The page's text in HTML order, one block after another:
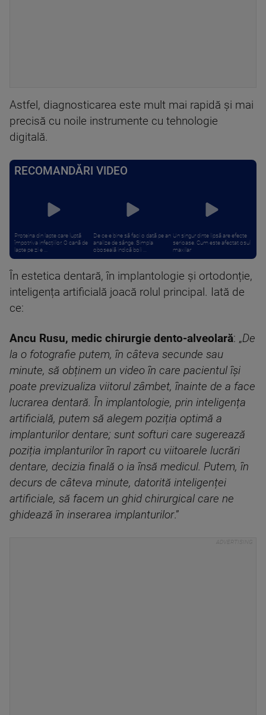
Astfel, diagnosticarea este mult mai rapidă și mai
precisă cu noile instrumente cu tehnologie
digitală.
RECOMANDĂRI VIDEO
Proteina din lapte care luptă
împotriva infecțiilor. O cană de
lapte pe zi e ...
De ce e bine să faci o dată pe an
analize de sânge. Simpla
oboseală indică boli ...
Un singur dinte lipsă are efecte
serioase. Cum este afectat osul
maxilar
În estetica dentară, în implantologie și ortodonție,
inteligența artificială joacă rolul principal. Iată de
ce:
Ancu Rusu, medic chirurgie dento-alveolară: „De
la o fotografie putem, în câteva secunde sau
minute, să obținem un video în care pacientul își
poate previzualiza viitorul zâmbet, înainte de a face
lucrarea dentară. În implantologie, prin inteligența
artificială, putem să alegem poziția optimă a
implanturilor dentare; sunt softuri care sugerează
poziția implanturilor în raport cu viitoarele lucrări
dentare, decizia finală o ia însă medicul. Putem, în
decurs de câteva minute, datorită inteligenței
artificiale, să facem un ghid chirurgical care ne
ghidează în inserarea implanturilor.”